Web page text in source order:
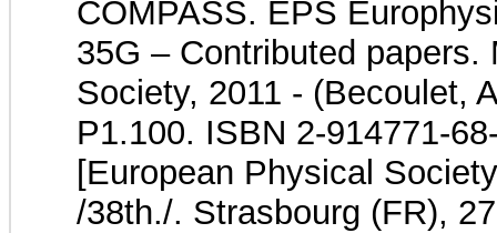
COMPASS. EPS
35G – Contributed
Society, 2011 - (Becoulet,
P1.100. ISBN 2-914771-
[European Physical
/38th./. Strasbourg (FR),